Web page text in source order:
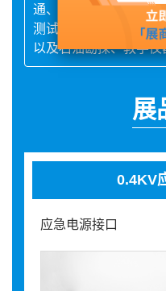
通、船舶岸电、国防军
测试与测量、电焊机
以及石油勘探、教学仪
展
0.4KV
应急电源接口